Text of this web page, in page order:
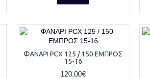
ΦΑΝΑΡΙ PCX 125 / 150 ΕΜΠΡΟΣ
15-16
120,00€